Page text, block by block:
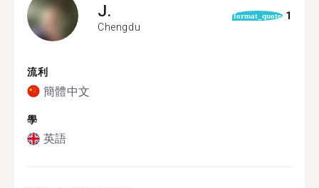
J.
Chengdu
format_quote 1
流利
簡體中文
學
英語